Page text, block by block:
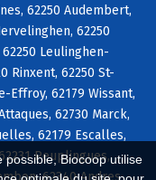
Biocoop utilise
62250 Audembert,
62250
Leulinghen-
Rinxent, 62250 St-
Effroy, 62179 Wissant,
62730 Marck,
62179 Escalles,
Peuplingues,